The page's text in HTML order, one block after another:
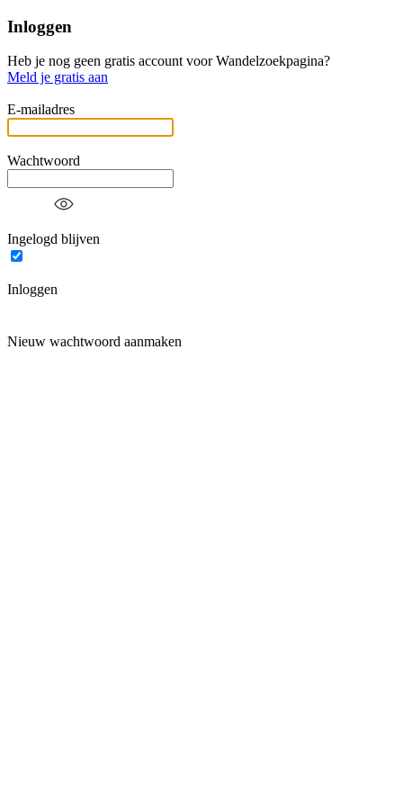
Inloggen
Heb je nog geen gratis account voor Wandelzoekpagina?
Meld je gratis aan
E-mailadres
Wachtwoord
Ingelogd blijven
Inloggen
Nieuw wachtwoord aanmaken